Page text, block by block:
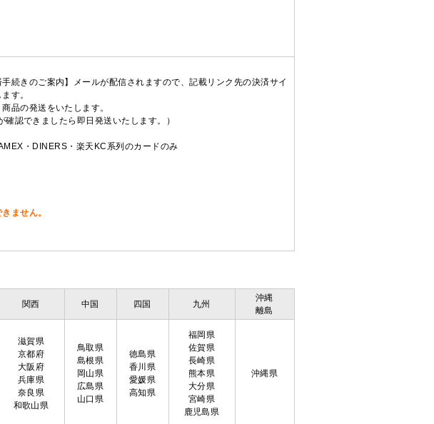
続きのご案内】メールが配信されますので、記載リンク先の決済サイ
す。
品の発送をいたします。
認できましたら即日発送いたします。）
・DINERS・楽天KC系列のカードのみ
ません。
関西 中国 四国 九州
沖縄
離島
滋賀県
京都府
大阪府
兵庫県
奈良県
和歌山県
鳥取県
島根県
岡山県
広島県
山口県
徳島県
香川県
愛媛県
高知県
福岡県
佐賀県
長崎県
熊本県
大分県
宮崎県
鹿児島県
沖縄県